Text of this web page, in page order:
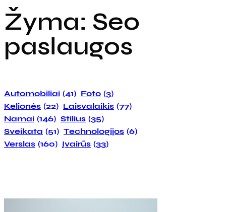
Žyma: Seo
paslaugos
Automobiliai (41) Foto (3)
Kelionės (22) Laisvalaikis (77)
Namai (146) Stilius (35)
Sveikata (51) Technologijos (6)
Verslas (160) Įvairūs (33)